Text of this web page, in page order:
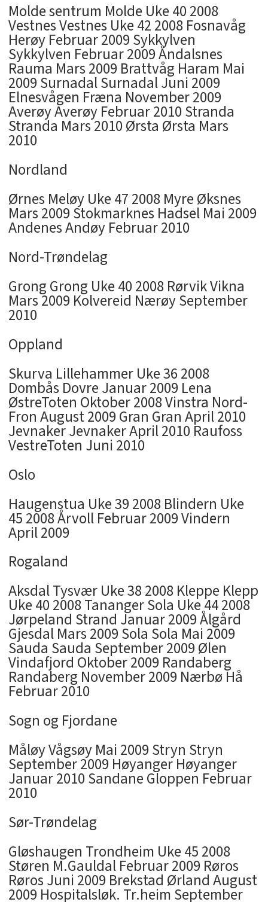
Molde sentrum Molde Uke 40 2008
Vestnes Vestnes Uke 42 2008 Fosnavåg
Herøy Februar 2009 Sykkylven
Sykkylven Februar 2009 Åndalsnes
Rauma Mars 2009 Brattvåg Haram Mai
2009 Surnadal Surnadal Juni 2009
Elnesvågen Fræna November 2009
Averøy Averøy Februar 2010 Stranda
Stranda Mars 2010 Ørsta Ørsta Mars
2010
Nordland
Ørnes Meløy Uke 47 2008 Myre Øksnes
Mars 2009 Stokmarknes Hadsel Mai 2009
Andenes Andøy Februar 2010
Nord-Trøndelag
Grong Grong Uke 40 2008 Rørvik Vikna
Mars 2009 Kolvereid Nærøy September
2010
Oppland
Skurva Lillehammer Uke 36 2008
Dombås Dovre Januar 2009 Lena
ØstreToten Oktober 2008 Vinstra Nord-
Fron August 2009 Gran Gran April 2010
Jevnaker Jevnaker April 2010 Raufoss
VestreToten Juni 2010
Oslo
Haugenstua Uke 39 2008 Blindern Uke
45 2008 Årvoll Februar 2009 Vindern
April 2009
Rogaland
Aksdal Tysvær Uke 38 2008 Kleppe Klepp
Uke 40 2008 Tananger Sola Uke 44 2008
Jørpeland Strand Januar 2009 Ålgård
Gjesdal Mars 2009 Sola Sola Mai 2009
Sauda Sauda September 2009 Ølen
Vindafjord Oktober 2009 Randaberg
Randaberg November 2009 Nærbø Hå
Februar 2010
Sogn og Fjordane
Måløy Vågsøy Mai 2009 Stryn Stryn
September 2009 Høyanger Høyanger
Januar 2010 Sandane Gloppen Februar
2010
Sør-Trøndelag
Gløshaugen Trondheim Uke 45 2008
Støren M.Gauldal Februar 2009 Røros
Røros Juni 2009 Brekstad Ørland August
2009 Hospitalsløk. Tr.heim September